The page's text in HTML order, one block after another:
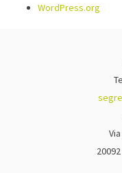
WordPress.org